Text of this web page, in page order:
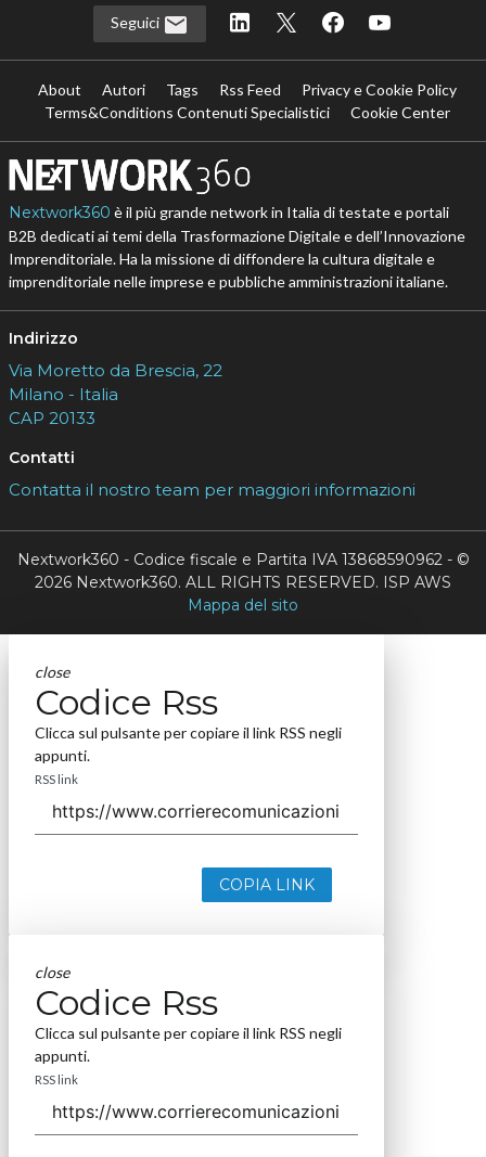
Seguici
About Autori Tags Rss Feed
Privacy e Cookie Policy
Terms&Conditions Contenuti Specialistici
Cookie Center
Nextwork360 è il più grande network in Italia di testate e portali
B2B dedicati ai temi della Trasformazione Digitale e dell’Innovazione
Imprenditoriale. Ha la missione di diffondere la cultura digitale e
imprenditoriale nelle imprese e pubbliche amministrazioni italiane.
Indirizzo
Via Moretto da Brescia, 22
Milano - Italia
CAP 20133
Contatti
Contatta il nostro team per maggiori informazioni
Nextwork360 - Codice fiscale e Partita IVA 13868590962 - ©
2026 Nextwork360. ALL RIGHTS RESERVED. ISP AWS
Mappa del sito
close
Codice Rss
Clicca sul pulsante per copiare il link RSS negli
appunti.
RSS link
COPIA LINK
close
Codice Rss
Clicca sul pulsante per copiare il link RSS negli
appunti.
RSS link